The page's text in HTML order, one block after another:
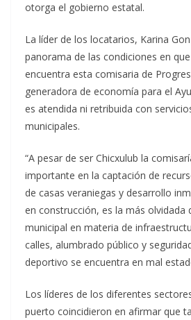
otorga el gobierno estatal.
La líder de los locatarios, Karina
panorama de las condiciones en
encuentra esta comisaria de
generadora de economía para el
es atendida ni retribuida con
municipales.
“A pesar de ser Chicxulub la
importante en la captación de
de casas veraniegas y desarrollo
en construcción, es la más olvidada
municipal en materia de
calles, alumbrado público y
deportivo se encuentra en mal
Los líderes de los diferentes
puerto coincidieron en afirmar que